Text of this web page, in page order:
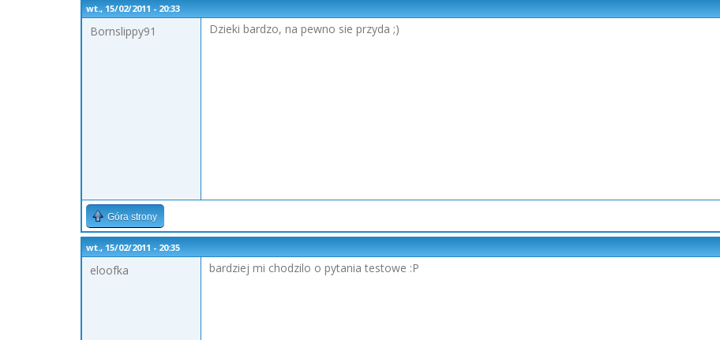
wt., 15/02/2011 - 20:33
Bornslippy91
Dzieki bardzo, na pewno sie przyda ;)
Góra strony
wt., 15/02/2011 - 20:35
eloofka
bardziej mi chodzilo o pytania testowe :P